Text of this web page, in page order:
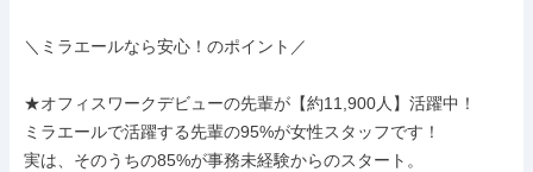
＼ミラエールなら安心！のポイント／
★オフィスワークデビューの先輩が【約11,900人】活躍中！
ミラエールで活躍する先輩の95%が女性スタッフです！
実は、そのうちの85%が事務未経験からのスタート。